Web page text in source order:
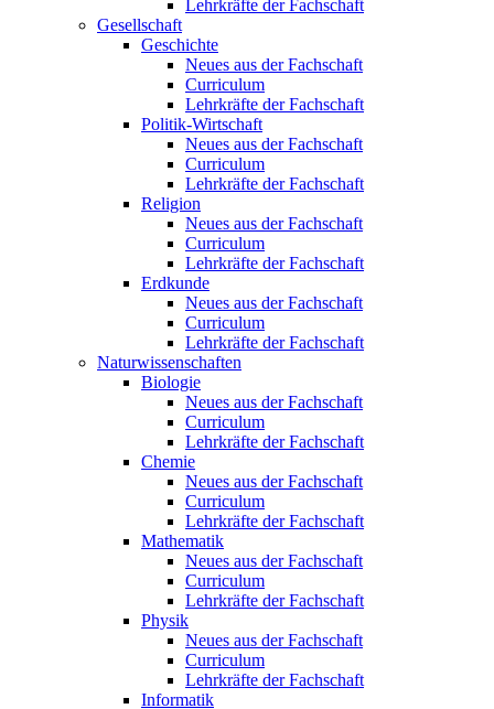
Lehrkräfte der Fachschaft
Gesellschaft
Geschichte
Neues aus der Fachschaft
Curriculum
Lehrkräfte der Fachschaft
Politik-Wirtschaft
Neues aus der Fachschaft
Curriculum
Lehrkräfte der Fachschaft
Religion
Neues aus der Fachschaft
Curriculum
Lehrkräfte der Fachschaft
Erdkunde
Neues aus der Fachschaft
Curriculum
Lehrkräfte der Fachschaft
Naturwissenschaften
Biologie
Neues aus der Fachschaft
Curriculum
Lehrkräfte der Fachschaft
Chemie
Neues aus der Fachschaft
Curriculum
Lehrkräfte der Fachschaft
Mathematik
Neues aus der Fachschaft
Curriculum
Lehrkräfte der Fachschaft
Physik
Neues aus der Fachschaft
Curriculum
Lehrkräfte der Fachschaft
Informatik